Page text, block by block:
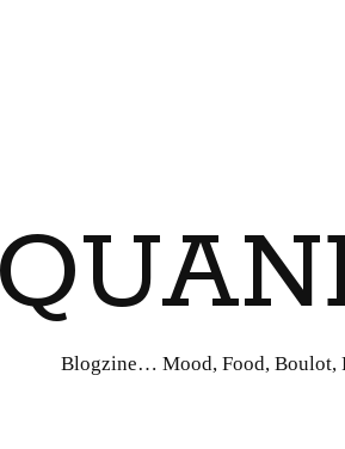
Blogzine… Mood, Food, Boulot,